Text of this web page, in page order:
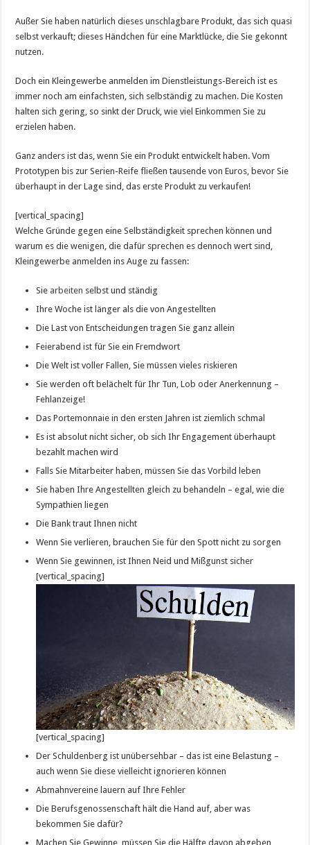
Außer Sie haben natürlich dieses unschlagbare Produkt, das sich quasi
selbst verkauft; dieses Händchen für eine Marktlücke, die Sie gekonnt
nutzen.
Doch ein Kleingewerbe anmelden im Dienstleistungs-Bereich ist es
immer noch am einfachsten, sich selbständig zu machen. Die Kosten
halten sich gering, so sinkt der Druck, wie viel Einkommen Sie zu
erzielen haben.
Ganz anders ist das, wenn Sie ein Produkt entwickelt haben. Vom
Prototypen bis zur Serien-Reife fließen tausende von Euros, bevor Sie
überhaupt in der Lage sind, das erste Produkt zu verkaufen!
[vertical_spacing]
Welche Gründe gegen eine Selbständigkeit sprechen können und
warum es die wenigen, die dafür sprechen es dennoch wert sind,
Kleingewerbe anmelden ins Auge zu fassen:
Sie arbeiten selbst und ständig
Ihre Woche ist länger als die von Angestellten
Die Last von Entscheidungen tragen Sie ganz allein
Feierabend ist für Sie ein Fremdwort
Die Welt ist voller Fallen, Sie müssen vieles riskieren
Sie werden oft belächelt für Ihr Tun, Lob oder Anerkennung –
Fehlanzeige!
Das Portemonnaie in den ersten Jahren ist ziemlich schmal
Es ist absolut nicht sicher, ob sich Ihr Engagement überhaupt
bezahlt machen wird
Falls Sie Mitarbeiter haben, müssen Sie das Vorbild leben
Sie haben Ihre Angestellten gleich zu behandeln – egal, wie die
Sympathien liegen
Die Bank traut Ihnen nicht
Wenn Sie verlieren, brauchen Sie für den Spott nicht zu sorgen
Wenn Sie gewinnen, ist Ihnen Neid und Mißgunst sicher
[vertical_spacing]
[vertical_spacing]
Der Schuldenberg ist unübersehbar – das ist eine Belastung –
auch wenn Sie diese vielleicht ignorieren können
Abmahnvereine lauern auf Ihre Fehler
Die Berufsgenossenschaft hält die Hand auf, aber was
bekommen Sie dafür?
Machen Sie Gewinne, müssen Sie die Hälfte davon abgeben